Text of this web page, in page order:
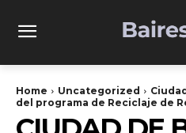
Home Uncategorized
del programa de Reciclaje de